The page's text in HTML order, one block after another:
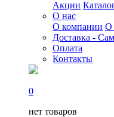
Акции
О нас
О компании О
Доставка -
Оплата
Контакты
0
нет товаров